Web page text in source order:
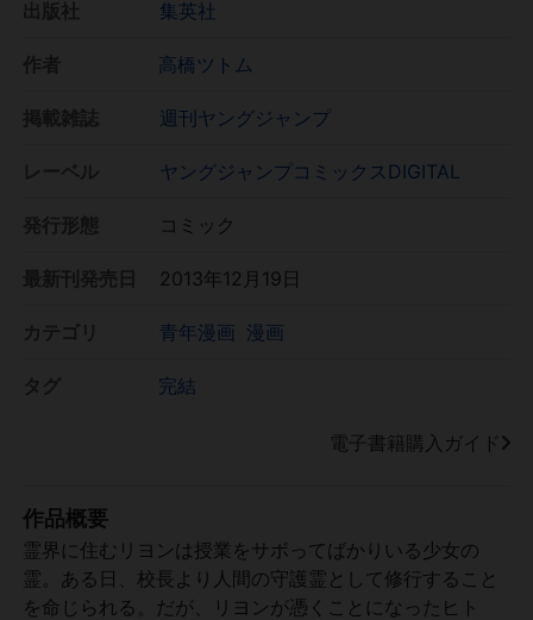
集英社
高橋ツトム
週刊ヤングジャンプ
ヤングジャンプコミックスDIGITAL
コミック
2013年12月19日
青年漫画 漫画
完結
電子書籍購入ガイド
作品概要
霊界に住むリヨンは授業をサボってばかりいる少女の
霊。ある日、校長より人間の守護霊として修行すること
を命じられる。だが、リヨンが憑くことになったヒト